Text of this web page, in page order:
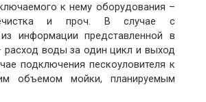
к нему оборудования –
и проч. В случае с
информации представленной в
расход воды за один цикл и выход
подключения пескоуловителя к
объемом мойки, планируемым